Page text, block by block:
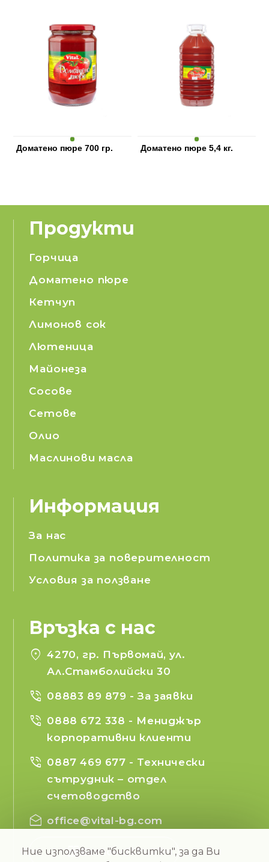
Доматено пюре 700 гр. Доматено пюре 5,4 кг.
Продукти
Горчица
Доматено пюре
Кетчуп
Лимонов сок
Лютеница
Майонеза
Сосове
Сетове
Олио
Маслинови масла
Информация
За нас
Политика за поверителност
Условия за ползване
Връзка с нас
location_on 4270, гр. Първомай, ул.
Ал.Стамболийски 30
phone_in_talk 08883 89 879 - За заявки
phone_in_talk 0888 672 338 - Мениджър
корпоративни клиенти
phone_in_talk 0887 469 677 - Технически
сътрудник – отдел
счетоводство
drafts office@vital-bg.com
Бетони
Ние използваме "бисквитки", за да Ви